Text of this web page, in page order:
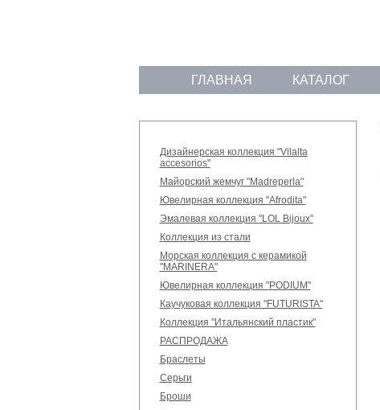
ГЛАВНАЯ КАТАЛОГ
Дизайнерская коллекция "Vilalta
accesorios"
Майорский жемчуг "Madreperla"
Ювелирная коллекция "Afrodita"
Эмалевая коллекция "LOL Bijoux"
Коллекция из стали
Морская коллекция с керамикой
"MARINERA"
Ювелирная коллекция "PODIUM"
Каучуковая коллекция "FUTURISTA"
Коллекция "Итальянский пластик"
РАСПРОДАЖА
Браслеты
Серьги
Броши